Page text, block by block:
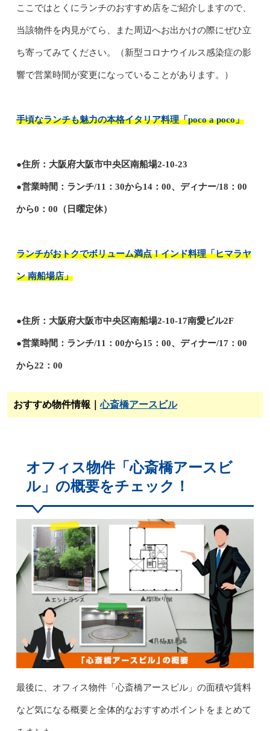
ここではとくにランチのおすすめ店をご紹介しますので、
当該物件を内見がてら、また周辺へお出かけの際にぜひ立
ち寄ってみてください。（新型コロナウイルス感染症の影
響で営業時間が変更になっていることがあります。）
手頃なランチも魅力の本格イタリア料理「poco a poco」
●住所：大阪府大阪市中央区南船場2-10-23
●営業時間：ランチ/11：30から14：00、ディナー/18：00
から0：00（日曜定休）
ランチがおトクでボリューム満点！インド料理「ヒマラヤ
ン 南船場店」
●住所：大阪府大阪市中央区南船場2-10-17南愛ビル2F
●営業時間：ランチ/11：00から15：00、ディナー/17：00
から22：00
おすすめ物件情報｜心斎橋アースビル
オフィス物件「心斎橋アースビ
ル」の概要をチェック！
最後に、オフィス物件「心斎橋アースビル」の面積や賃料
など気になる概要と全体的なおすすめポイントをまとめて